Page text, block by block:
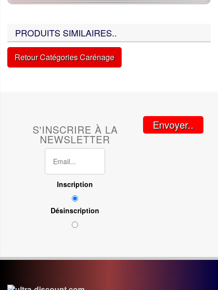
PRODUITS SIMILAIRES..
Retour Catégories Carénage
S'INSCRIRE À LA
NEWSLETTER
Inscription
Désinscription
Envoyer..